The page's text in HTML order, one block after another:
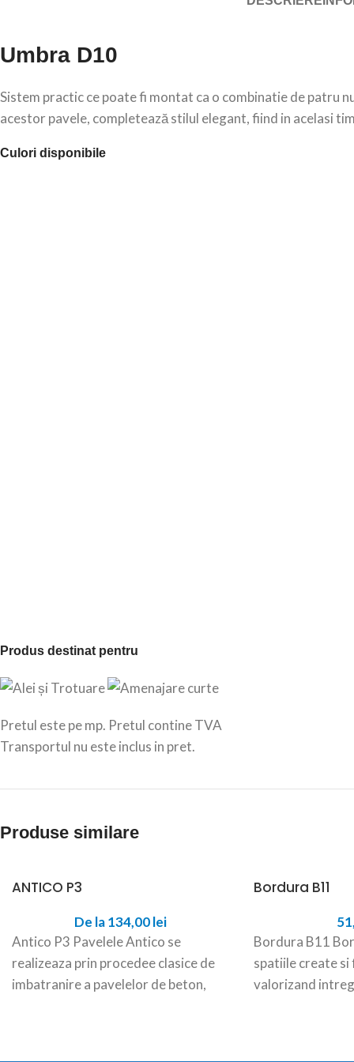
Umbra D10
Sistem practic ce poate fi montat ca o combinatie de patru
acestor pavele, completează stilul elegant, fiind in acelasi
Culori disponibile
Produs destinat pentru
Pretul este pe mp. Pretul contine TVA
Transportul nu este inclus in pret.
Produse similare
ANTICO P3
De la134,00lei
Antico P3 Pavelele Antico se
realizeaza prin procedee clasice de
imbatranire a pavelelor de beton,
Bordura B11
Bordura B11
spatiile create si
valorizand